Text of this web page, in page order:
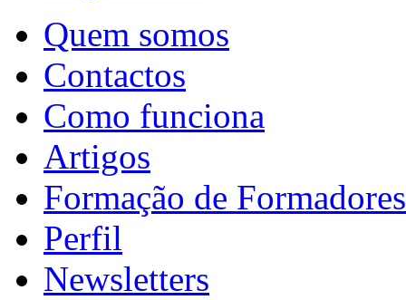
Quem somos
Contactos
Como funciona
Artigos
Formação de Formadores
Perfil
Newsletters